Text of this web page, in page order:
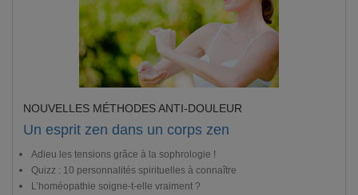
NOUVELLES MÉTHODES ANTI-DOULEUR
Un esprit zen dans un corps zen
Adieu les tensions grâce à la sophrologie !
Quizz : 10 personnalités spirituelles à connaître
L’homéopathie soigne-t-elle vraiment ?